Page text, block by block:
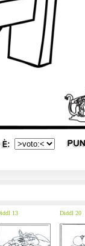
13 Diddl 20